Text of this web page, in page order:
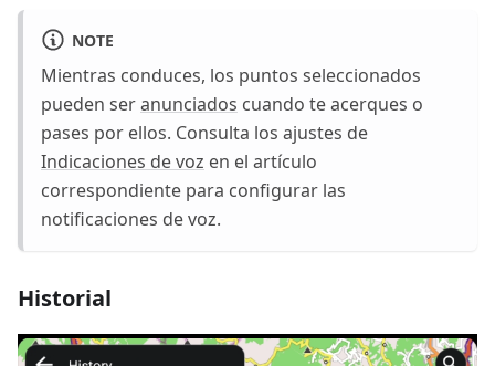
NOTE
Mientras conduces, los puntos seleccionados
pueden seranunciados cuando te acerques o
pases por ellos. Consulta los ajustes de
Indicaciones de voz en el artículo
correspondiente para configurar las
notificaciones de voz.
Historial